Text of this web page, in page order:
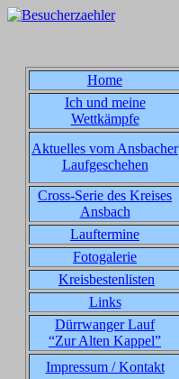
Home
Ich und meine
Wettkämpfe
Aktuelles vom Ansbacher
Laufgeschehen
Cross-Serie des Kreises
Ansbach
Lauftermine
Fotogalerie
Kreisbestenlisten
Links
Dürrwanger Lauf
“Zur Alten Kappel”
Impressum / Kontakt